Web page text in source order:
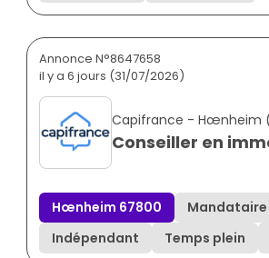
Annonce N°8647658
il y a 6 jours (31/07/2026)
Capifrance - Hœnheim
Conseiller en
Hœnheim 67800
Indépendant
Temps plein